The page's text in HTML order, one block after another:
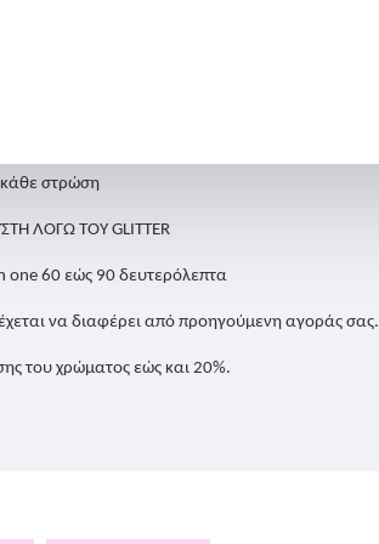
στρώση
ΛΟΓΩ ΤΟΥ GLITTER
one 60 εώς 90 δευτερόλεπτα
να διαφέρει από προηγούμενη αγοράς σας.
του χρώματος εώς και 20%.